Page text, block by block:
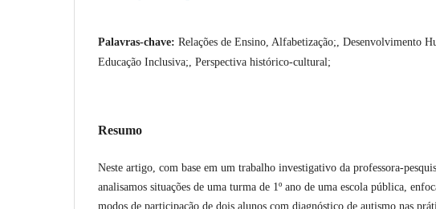
Palavras-chave: Relações de Ensino, Alfabetização;, Desenvolvimento
Educação Inclusiva;, Perspectiva histórico-cultural;
Resumo
Neste artigo, com base em um trabalho investigativo da professora-
analisamos situações de uma turma de 1º ano de uma escola pública,
modos de participação de dois alunos com diagnóstico de autismo nas